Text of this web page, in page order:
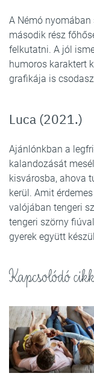
A Némó
második rész
felkutatni. A jól
humoros karaktert
grafikája is
Luca (2021.)
Ajánlónkban a
kalandozását
kisvárosba, ahova
kerül. Amit
valójában tengeri
tengeri szörny
gyerek együtt
Kapcsolódó cikk